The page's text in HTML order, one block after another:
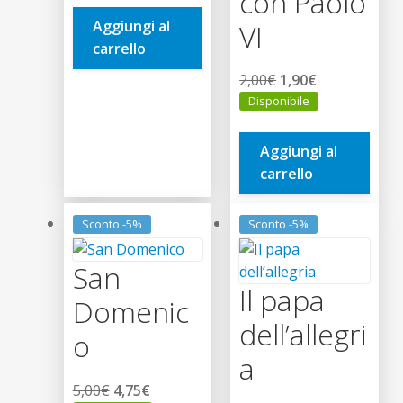
era:
13,00€.
è:
Aggiungi al
carrello
VI
2,00€ Il
prezzo
era:
2,00€.
1,90€
è:
Disponibile
Aggiungi al
carrello
Sconto -5%
San
Domenic
o
5,00€ Il
4,75€Il
Sconto -5%
Il papa
dell’allegri
a